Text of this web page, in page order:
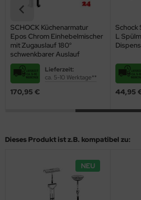
SCHOCK Küchenarmatur
Epos Chrom Einhebelmischer
mit Zugauslauf 180°
schwenkbarer Auslauf
Lieferzeit:
ca. 5-10 Werktage**
170,95 €
Schock
L
44,95
Dieses Produkt ist z.B. kompatibel zu:
NEU